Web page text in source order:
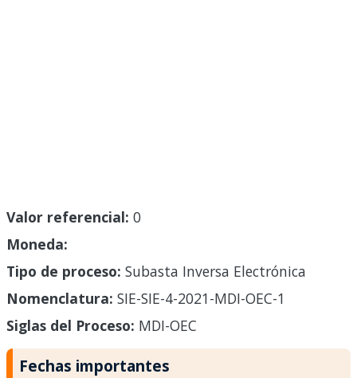
Valor referencial: 0
Moneda:
Tipo de proceso: Subasta Inversa Electrónica
Nomenclatura: SIE-SIE-4-2021-MDI-OEC-1
Siglas del Proceso: MDI-OEC
Fechas importantes